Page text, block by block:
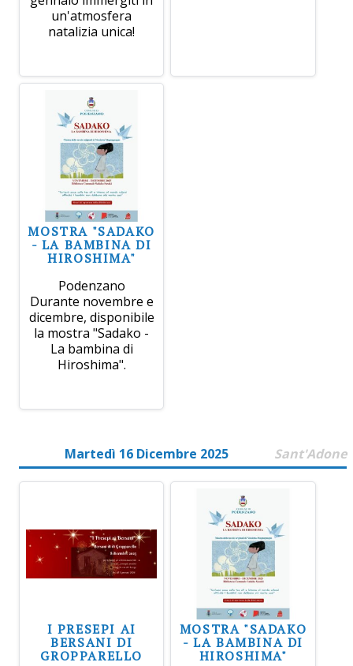
un'atmosfera
natalizia unica!
MOSTRA "SADAKO
- LA BAMBINA DI
HIROSHIMA"
Podenzano
Durante novembre e
dicembre, disponibile
la mostra "Sadako -
La bambina di
Hiroshima".
Martedì 16 Dicembre 2025 Sant'Adone
I PRESEPI AI
BERSANI DI
GROPPARELLO
MOSTRA "SADAKO
- LA BAMBINA DI
HIROSHIMA"